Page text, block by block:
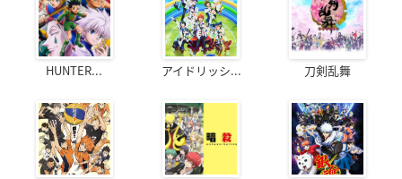
HUNTER... アイドリッシ... 刀剣乱舞